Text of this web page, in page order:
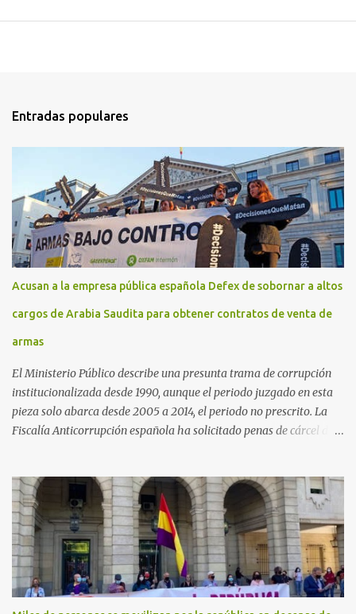
Entradas populares
Acusan a la empresa pública española Defex de sobornar a altos
cargos de Arabia Saudita para obtener contratos de venta de
armas
El Ministerio Público describe una presunta trama de corrupción
institucionalizada desde 1990, aunque el periodo juzgado en esta
pieza solo abarca desde 2005 a 2014, el periodo no prescrito. La
Fiscalía Anticorrupción española ha solicitado penas de cárcel de
Arabia Saudita a través de la empresa pública española Defex,
disuelta. El fiscal Conrado Saiz describe en su escrito de
conclusiones cómo la empresa pública Defex pagó comisiones
ilegales a diversas autoridades del régimen árabe entre 2005 y
2014, para obtener a cambio la materialización de los contratos. El
Ministerio Público lleva a cabo esta acusación en una de las piezas
separadas del llamado 'caso Defex', que investiga once ventas